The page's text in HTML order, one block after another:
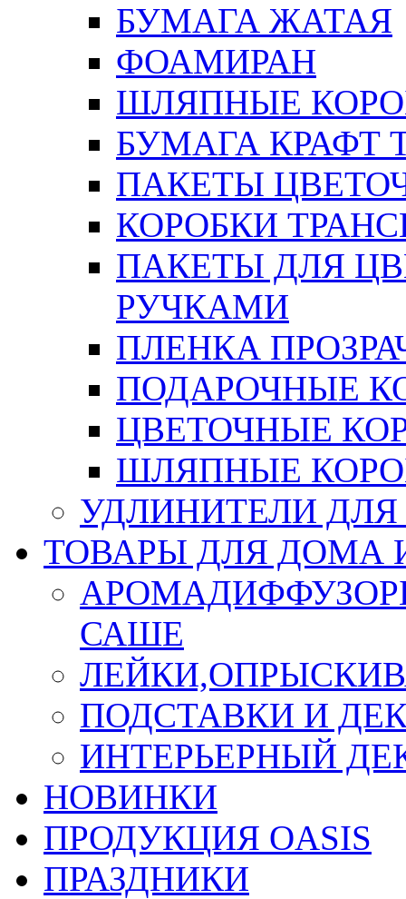
БУМАГА ЖАТАЯ
ФОАМИРАН
ШЛЯПНЫЕ
БУМАГА КРАФТ
ПАКЕТЫ
КОРОБКИ
ПАКЕТЫ ДЛЯ
РУЧКАМИ
ПЛЕНКА
ПОДАРОЧНЫЕ
ЦВЕТОЧНЫЕ
ШЛЯПНЫЕ
УДЛИНИТЕЛИ
ТОВАРЫ ДЛЯ ДОМА
САШЕ
ПОДСТАВКИ И
ИНТЕРЬЕРНЫЙ
НОВИНКИ
ПРОДУКЦИЯ OASIS
ПРАЗДНИКИ